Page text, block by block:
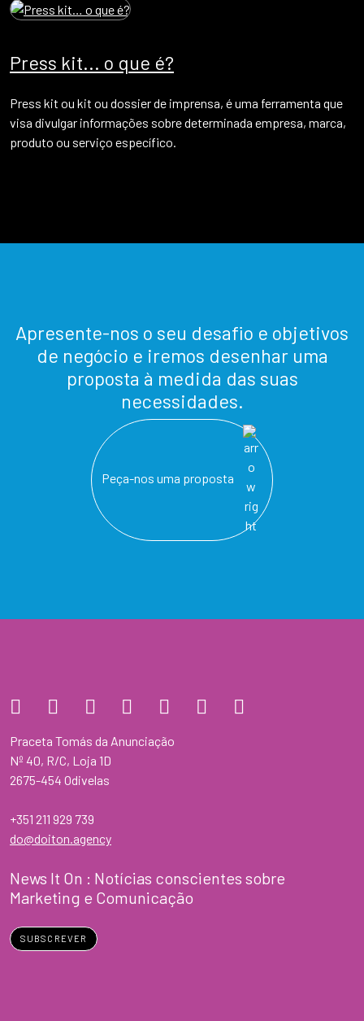
Press kit... o que é?
Press kit ou kit ou dossier de imprensa, é uma ferramenta que
visa divulgar informações sobre determinada empresa, marca,
produto ou serviço específico.
Apresente-nos o seu desafio e objetivos
de negócio e iremos desenhar uma
proposta à medida das suas
necessidades.
Peça-nos uma proposta
Praceta Tomás da Anunciação
Nº 40, R/C, Loja 1D
2675-454 Odivelas
+351 211 929 739
do@doiton.agency
News It On : Notícias conscientes sobre
Marketing e Comunicação
SUBSCREVER